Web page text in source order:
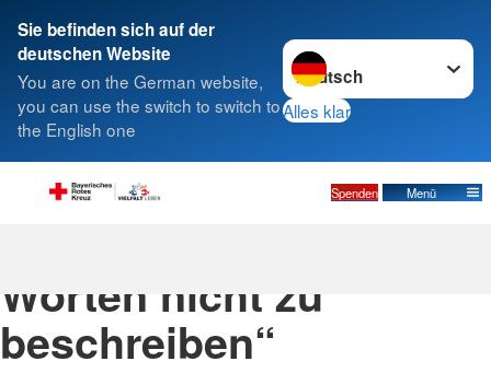
Sie befinden sich auf der
deutschen Website
You are on the German website,
you can use the switch to switch to
the English one
Sprache wechseln zu
Alles klar
Spenden Menü
Suche
Worten nicht zu
beschreiben“